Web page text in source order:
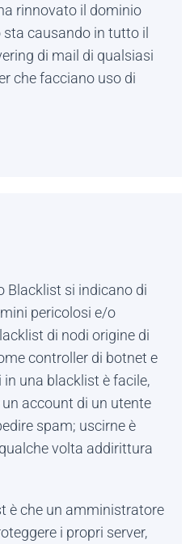
rinnovato il dominio
causando in tutto il
di mail di qualsiasi
che facciano uso di
Blacklist si indicano di
pericolosi e/o
di nodi origine di
controller di botnet e
una blacklist è facile,
account di un utente
spam; uscirne è
volta addirittura
è che un amministratore
i propri server,